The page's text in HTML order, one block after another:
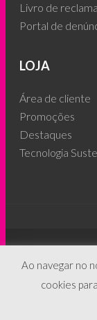
Livro de
Portal de
LOJA
Área de cliente
Promoções
Destaques
Tecnologia
Ao navegar no
cookies